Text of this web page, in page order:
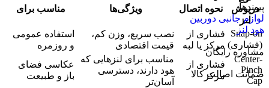
درپوش
لنز
نحوه اتصال ویژگی‌ها مناسب برای
Snap-on
(فشاری)
فشاری از
مرکز یا لبه
نصب سریع، وزن کم،
قیمت اقتصادی
استفاده عمومی
و روزمره
Center-
Pinch
Cap
فشاری از
مرکز
مناسب برای لنزهایی که
هود دارند، دسترسی
آسان‌تر
عکاسی فضای
باز و طبیعت
پیوندها
لوازم جانبی دوربین
هود لنز
مشاوره رایگان
ضمانت اصالت کالا